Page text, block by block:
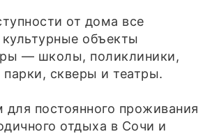
от дома все
объекты
— школы, поликлиники,
скверы и театры.
постоянного проживания
отдыха в Сочи и